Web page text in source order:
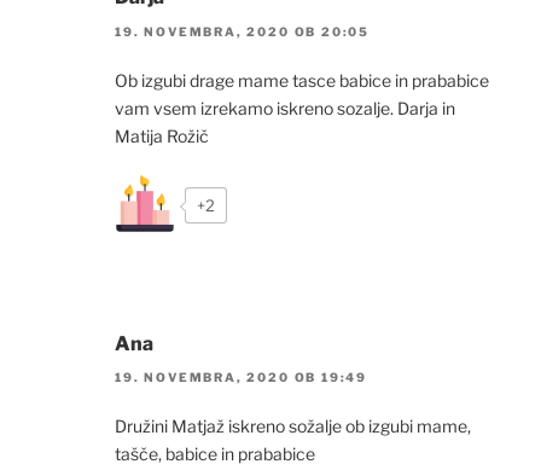
19. NOVEMBRA, 2020 OB 20:05
Ob izgubi drage mame tasce babice in prababice
vam vsem izrekamo iskreno sozalje. Darja in
Matija Rožič
+2
Ana
19. NOVEMBRA, 2020 OB 19:49
Družini Matjaž iskreno sožalje ob izgubi mame,
tašče, babice in prababice